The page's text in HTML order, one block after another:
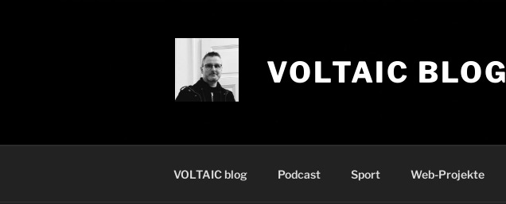
VOLTAIC BLOG
VOLTAIC blog Podcast Sport Web-Projekte